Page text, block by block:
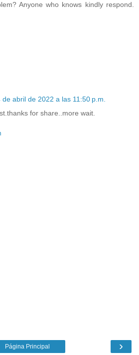
Anyone who knows kindly respond.
de abril de 2022 a las 11:50 p.m.
for share..more wait.
›
Página Principal